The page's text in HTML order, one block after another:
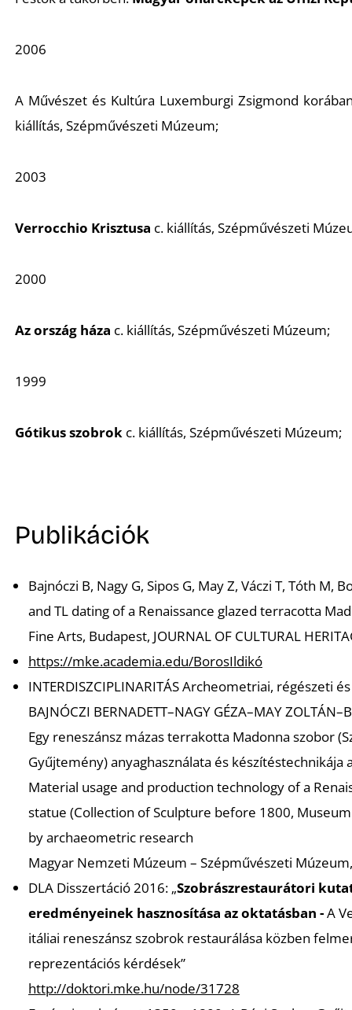
2006
A Művészet és Kultúra Luxemburgi Zsigmond
kiállítás, Szépművészeti Múzeum;
2003
Verrocchio Krisztusa c. kiállítás, Szépművészeti
2000
Az ország háza c. kiállítás, Szépművészeti Múzeum;
1999
Gótikus szobrok c. kiállítás, Szépművészeti Múzeum;
Publikációk
Bajnóczi B, Nagy G, Sipos G, May Z, Váczi T, Tóth M,
and TL dating of a Renaissance glazed terracotta
Fine Arts, Budapest, JOURNAL OF CULTURAL
https://mke.academia.edu/BorosIldikó
INTERDISZCIPLINARITÁS Archeometriai, régészeti
BAJNÓCZI BERNADETT–NAGY GÉZA–MAY
Egy reneszánsz mázas terrakotta Madonna szobor
Gyűjtemény) anyaghasználata és
Material usage and production technology of a
statue (Collection of Sculpture before 1800,
by archaeometric research
Magyar Nemzeti Múzeum – Szépművészeti
DLA Disszertáció 2016: „Szobrászrestaurátori
eredményeinek hasznosítása az oktatásban -A
itáliai reneszánsz szobrok restaurálása közben
reprezentációs kérdések”
http://doktori.mke.hu/node/31728